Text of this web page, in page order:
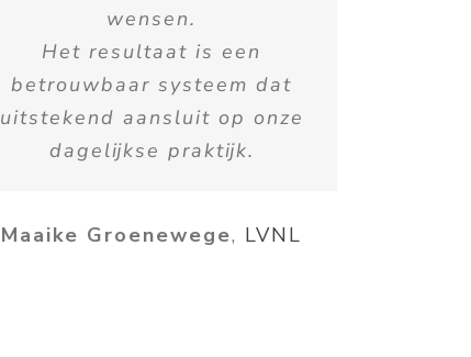
wensen.
Het resultaat is een
betrouwbaar systeem dat
uitstekend aansluit op onze
dagelijkse praktijk.
Maaike Groenewege, LVNL